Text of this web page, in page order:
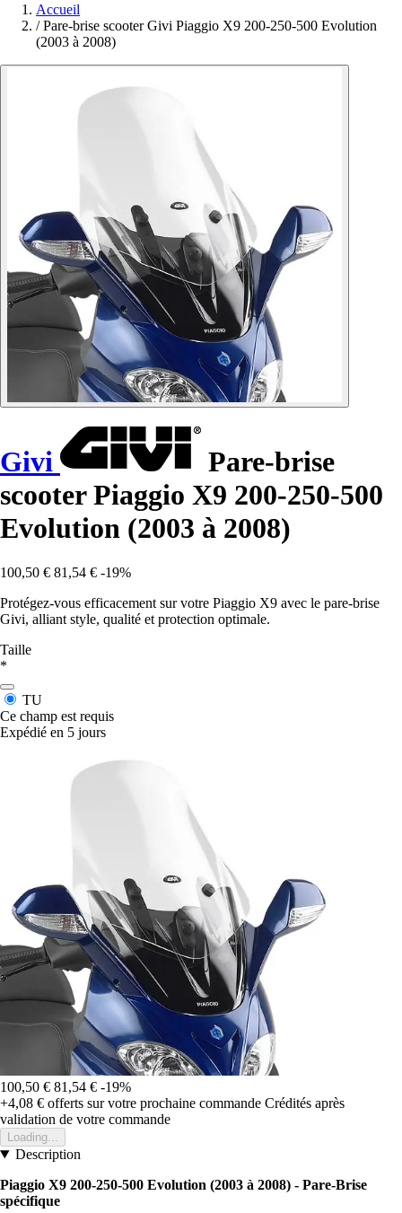
Accueil
/ Pare-brise scooter Givi Piaggio X9 200-250-500 Evolution
(2003 à 2008)
Givi
Pare-brise
scooter Piaggio X9 200-250-500
Evolution (2003 à 2008)
100,50 € 81,54 € -19%
Protégez-vous efficacement sur votre Piaggio X9 avec le pare-brise
Givi, alliant style, qualité et protection optimale.
Taille
*
TU
Ce champ est requis
Expédié en 5 jours
100,50 € 81,54 € -19%
+4,08 € offerts sur votre prochaine commande Crédités après
validation de votre commande
Loading...
Description
Piaggio X9 200-250-500 Evolution (2003 à 2008) - Pare-Brise
spécifique